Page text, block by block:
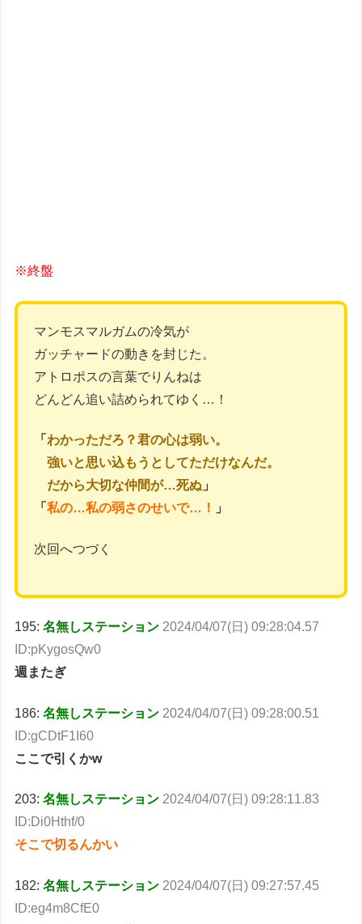
※終盤
マンモスマルガムの冷気が
ガッチャードの動きを封じた。
アトロポスの言葉でりんねは
どんどん追い詰められてゆく…！
「わかっただろ？君の心は弱い。
強いと思い込もうとしてただけなんだ。
だから大切な仲間が…死ぬ 」
「私の…私の弱さのせいで…！ 」
次回へつづく
195:名無しステーション 2024/04/07(日) 09:28:04.57
ID:pKygosQw0
週またぎ
186:名無しステーション 2024/04/07(日) 09:28:00.51
ID:gCDtF1I60
ここで引くかw
203:名無しステーション 2024/04/07(日) 09:28:11.83
ID:Di0Hthf/0
そこで切るんかい
182:名無しステーション 2024/04/07(日) 09:27:57.45
ID:eg4m8CfE0